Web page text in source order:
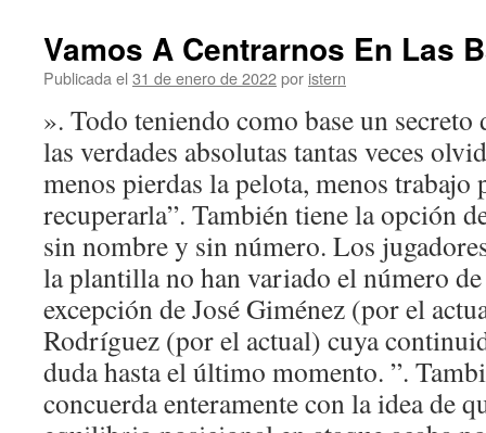
Vamos A Centrarnos En Las
Publicada el 31 de enero de 2022por istern
». Todo teniendo como base un
las verdades absolutas tantas veces
menos pierdas la pelota, menos trabajo
recuperarla”. También tiene la opción
sin nombre y sin número. Los
la plantilla no han variado el número de
excepción de José Giménez (por el
Rodríguez (por el actual) cuya
duda hasta el último momento. ”.
concuerda enteramente con la idea de